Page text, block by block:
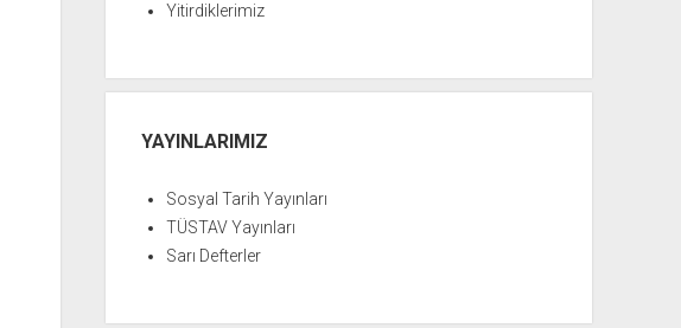
Yitirdiklerimiz
YAYINLARIMIZ
Sosyal Tarih Yayınları
TÜSTAV Yayınları
Sarı Defterler